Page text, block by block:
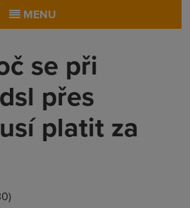
MENU
se při
přes
platit za